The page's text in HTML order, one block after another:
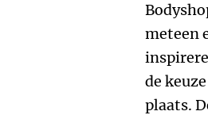
meteen
de
plaats.